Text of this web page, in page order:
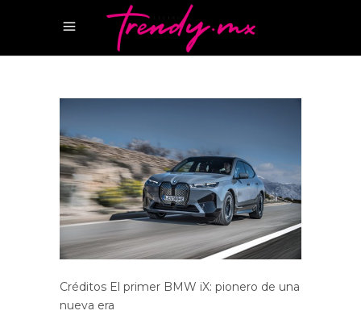
Créditos El primer BMW iX: pionero de una
nueva era